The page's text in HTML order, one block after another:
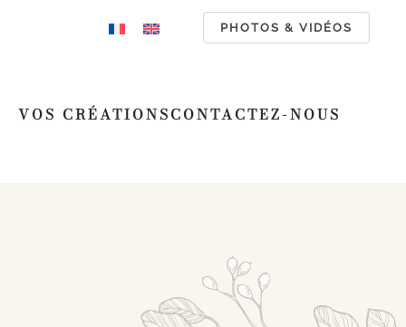
PHOTOS & VIDÉOS
VOS CRÉATIONSCONTACTEZ-NOUS